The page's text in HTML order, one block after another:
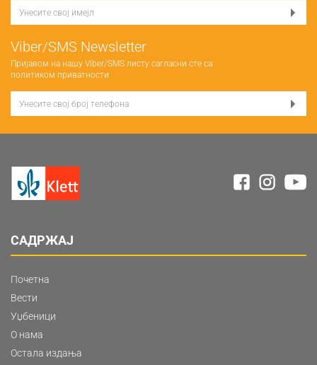
Viber/SMS Newsletter
Пријавом на нашу Viber/SMS листу сагласни сте са
политиком приватности
САДРЖАЈ
Почетна
Вести
Уџбеници
О нама
Остала издања